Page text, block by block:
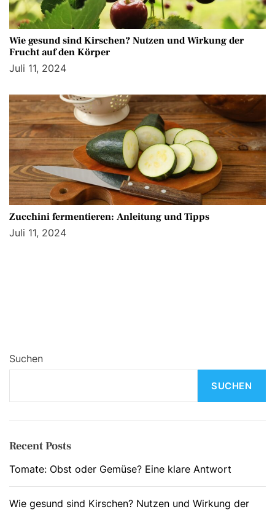
Wie gesund sind Kirschen? Nutzen und Wirkung der
Frucht auf den Körper
Juli 11, 2024
Zucchini fermentieren: Anleitung und Tipps
Juli 11, 2024
Suchen
SUCHEN
Recent Posts
Tomate: Obst oder Gemüse? Eine klare Antwort
Wie gesund sind Kirschen? Nutzen und Wirkung der